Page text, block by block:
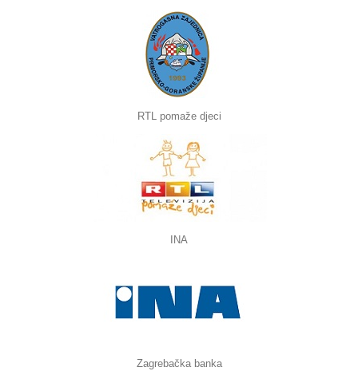
RTL pomaže djeci
INA
Zagrebačka banka